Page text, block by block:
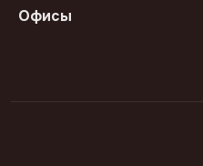
Офисы